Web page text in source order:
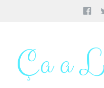
contenuÇa a